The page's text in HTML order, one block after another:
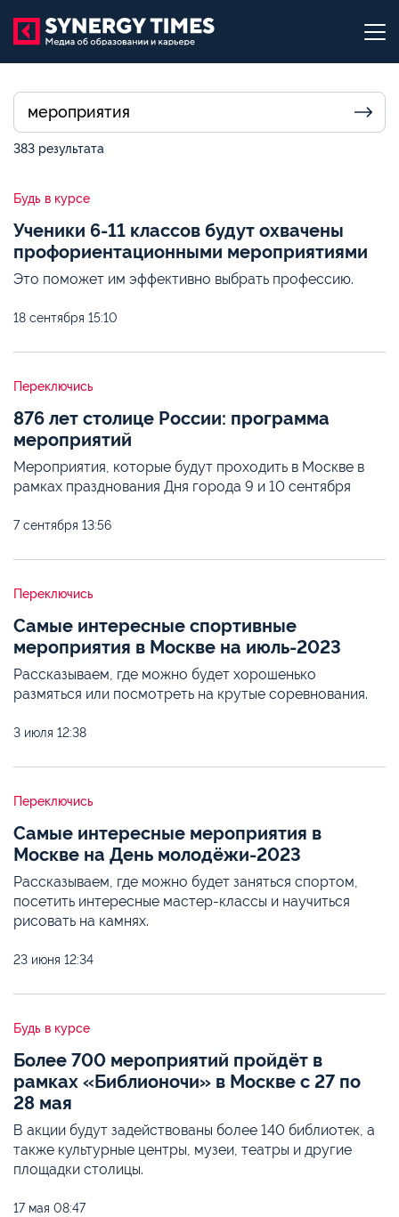
383 результата
Будь в курсе
Ученики 6-11 классов будут охвачены
профориентационными мероприятиями
Это поможет им эффективно выбрать профессию.
18 сентября 15:10
Переключись
876 лет столице России: программа
мероприятий
Мероприятия, которые будут проходить в Москве в
рамках празднования Дня города 9 и 10 сентября
7 сентября 13:56
Переключись
Самые интересные спортивные
мероприятия в Москве на июль-2023
Рассказываем, где можно будет хорошенько
размяться или посмотреть на крутые соревнования.
3 июля 12:38
Переключись
Самые интересные мероприятия в
Москве на День молодёжи-2023
Рассказываем, где можно будет заняться спортом,
посетить интересные мастер-классы и научиться
рисовать на камнях.
23 июня 12:34
Будь в курсе
Более 700 мероприятий пройдёт в
рамках «Библионочи» в Москве с 27 по
28 мая
В акции будут задействованы более 140 библиотек, а
также культурные центры, музеи, театры и другие
площадки столицы.
17 мая 08:47